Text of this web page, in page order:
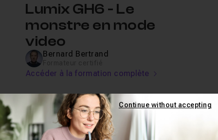
Lumix GH6 - Le
monstre en mode
video
Bernard Bertrand
Accéder à la formation complète